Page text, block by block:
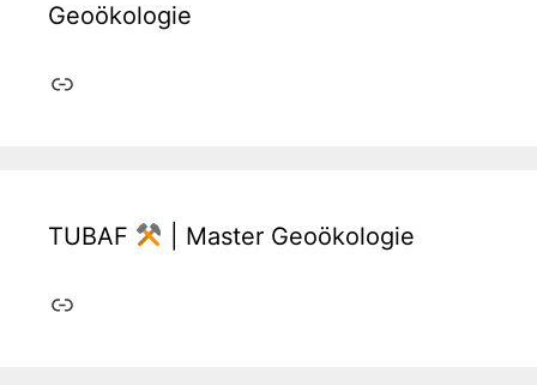
Geoökologie
Link
TUBAF | Master Geoökologie
Link